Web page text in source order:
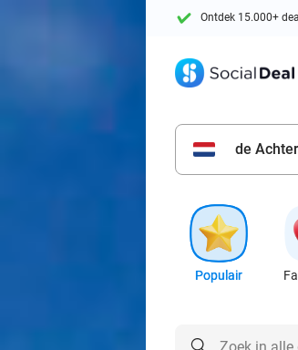
Ontdek 15.000+
de
Populair